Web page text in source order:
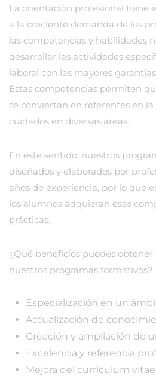
La orientación profesional tiene
a la creciente demanda de los
las competencias y habilidades
desarrollar las actividades
laboral con las mayores
Estas competencias permiten
se conviertan en referentes en
cuidados en diversas áreas.
En este sentido, nuestros
diseñados y elaborados por
años de experiencia, por lo que
los alumnos adquieran esas
prácticas.
¿Qué beneficios puedes
nuestros programas formativos?
Especialización en un
Actualización de
Creación y ampliación de
Excelencia y referencia
Mejora del currículum